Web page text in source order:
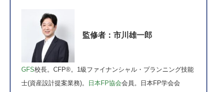
監修者：市川雄一郎
GFS校長。CFP®。1級ファイナンシャル・プランニング技能
士(資産設計提案業務)。
日本FP協会会員。日本FP学会会